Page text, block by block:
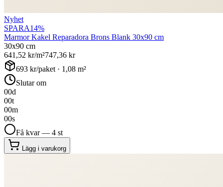
Nyhet
SPARA14%
Marmor Kakel Reparadora Brons Blank 30x90 cm
30x90 cm
641,52 kr/m²747,36 kr
693 kr/paket · 1,08 m²
Slutar om
00d
00t
00m
00s
Få kvar — 4 st
Lägg i varukorg